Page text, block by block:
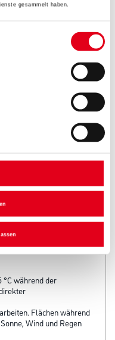
gesammelt haben.
während der
Flächen während
Wind und Regen